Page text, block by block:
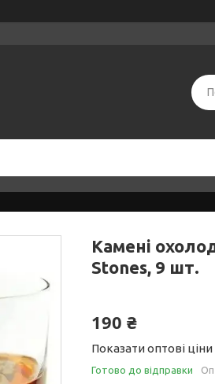
Камені
Stones, 9 шт.
190 ₴
Показати оптові ціни
Готово до відправки